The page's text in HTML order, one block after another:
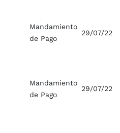
Mandamiento
de Pago
29/07/22
Mandamiento
de Pago
29/07/22